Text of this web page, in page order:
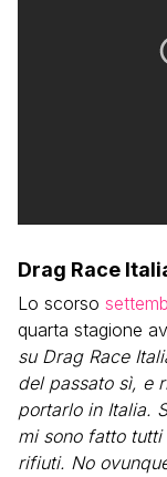
Drag Race
Lo scorso
quarta stagione
su Drag Race
del passato sì, e
portarlo in Italia.
mi sono fatto
rifiuti. No